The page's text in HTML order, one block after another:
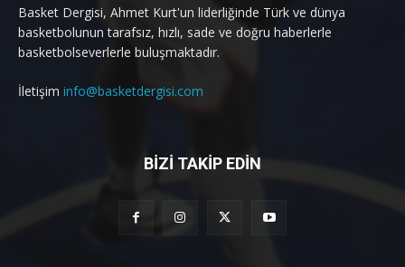
Basket Dergisi, Ahmet Kurt'un liderliğinde Türk ve dünya
basketbolunun tarafsız, hızlı, sade ve doğru haberlerle
basketbolseverlerle buluşmaktadır.
İletişim info@basketdergisi.com
BİZİ TAKİP EDİN